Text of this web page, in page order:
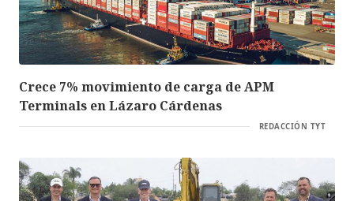
Crece 7% movimiento de carga de APM
Terminals en Lázaro Cárdenas
REDACCIÓN TYT